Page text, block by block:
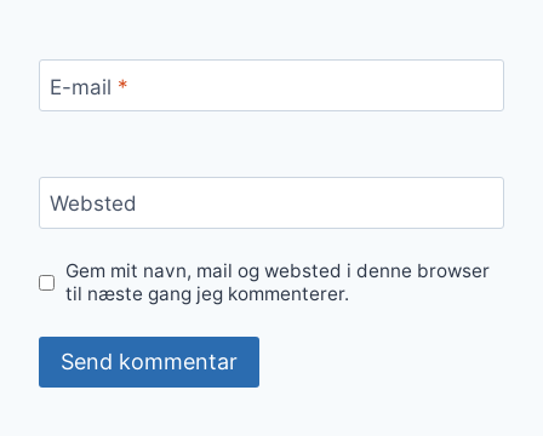
E-mail *
Websted
Gem mit navn, mail og websted i denne browser
til næste gang jeg kommenterer.